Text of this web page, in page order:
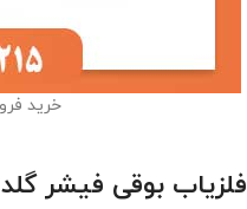
خرید
فلزیاب بوقی فیشر